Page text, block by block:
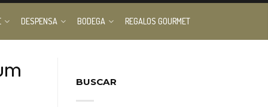
DESPENSA BODEGA REGALOS GOURMET
BUSCAR